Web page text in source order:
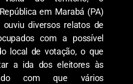
em Marabá (PA)
ouviu diversos relatos de
com a possível
local de votação, o que
a ida dos eleitores às
com que vários